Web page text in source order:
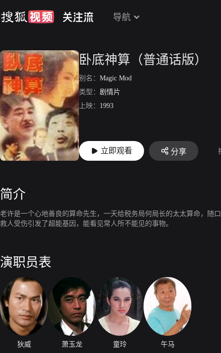
导航
卧底神算（普通话版）
别名： Magic Mod
类型： 剧情片
上映： 1993
立即观看 分享
简介
老许是一个心地善良的算命先生，一天给税务局何局长的太太算命，随
救人受伤引发了超能基因，能看见常人所不能见的事物。
演职员表
狄威 萧玉龙 童玲 午马